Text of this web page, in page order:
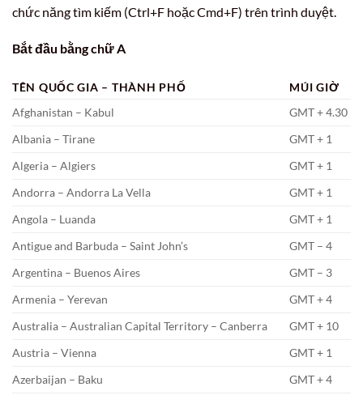
chức năng tìm kiếm (Ctrl+F hoặc Cmd+F) trên trình duyệt.
Bắt đầu bằng chữ A
TÊN QUỐC GIA – THÀNH PHỐ
MÚI GIỜ
Afghanistan – Kabul
GMT + 4.30
Albania – Tirane
GMT + 1
Algeria – Algiers
GMT + 1
Andorra – Andorra La Vella
GMT + 1
Angola – Luanda
GMT + 1
Antigue and Barbuda – Saint John’s
GMT – 4
Argentina – Buenos Aires
GMT – 3
Armenia – Yerevan
GMT + 4
Australia – Australian Capital Territory – Canberra
GMT + 10
Austria – Vienna
GMT + 1
Azerbaijan – Baku
GMT + 4